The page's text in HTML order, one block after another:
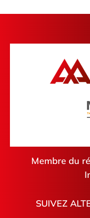
Membre du
SUIVEZ